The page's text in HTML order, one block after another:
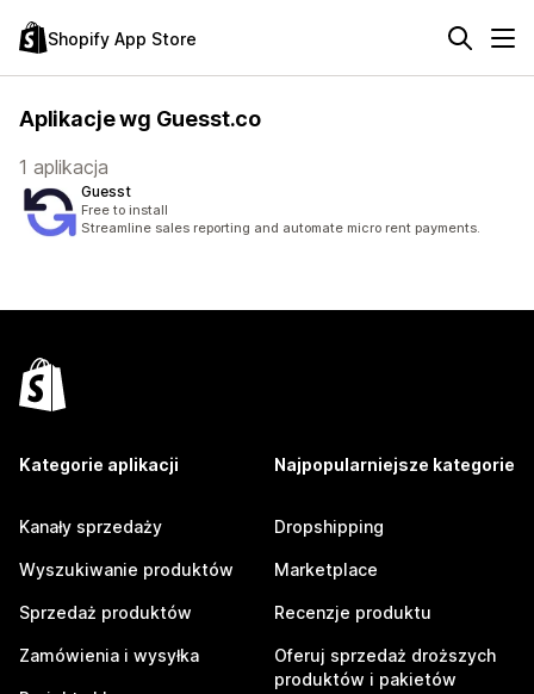
Shopify App Store
Aplikacje wg Guesst.co
1 aplikacja
Guesst
Free to install
Streamline sales reporting and automate micro rent payments.
Kategorie aplikacji
Kanały sprzedaży
Wyszukiwanie produktów
Sprzedaż produktów
Zamówienia i wysyłka
Najpopularniejsze kategorie
Dropshipping
Marketplace
Recenzje produktu
Oferuj sprzedaż droższych
produktów i pakietów